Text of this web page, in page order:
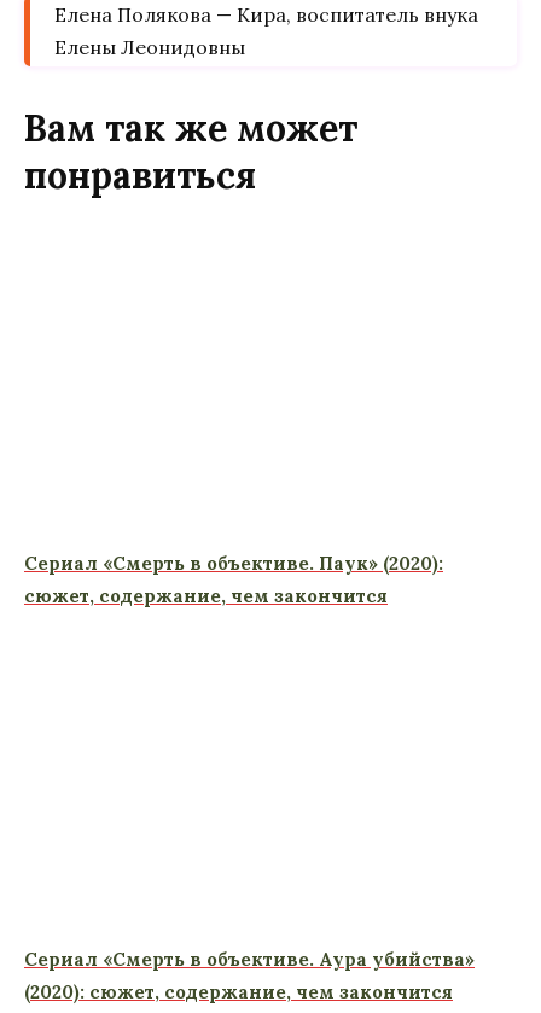
Елена Полякова — Кира, воспитатель внука
Елены Леонидовны
Вам так же может
понравиться
Сериал «Смерть в объективе. Паук» (2020):
сюжет, содержание, чем закончится
Сериал «Смерть в объективе. Аура убийства»
(2020): сюжет, содержание, чем закончится